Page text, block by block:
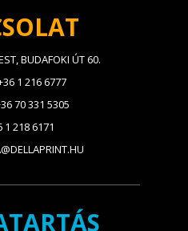
BUDAFOKI ÚT 60.
1 216 6777
70 331 5305
1 218 6171